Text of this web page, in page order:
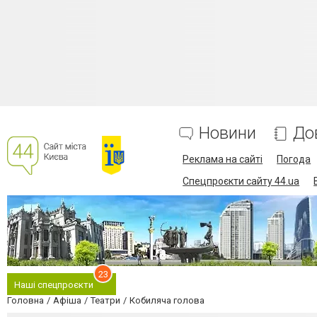
Новини
Реклама на сайті
Погода
Спецпроєкти сайту 44.ua
Наші спецпроєкти
23
Головна Афіша Театри Кобиляча голова